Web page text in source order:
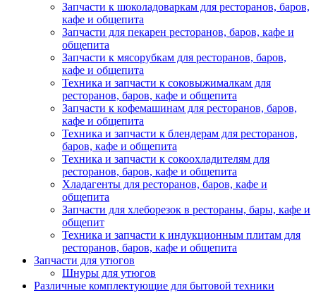
Запчасти к шоколадоваркам для ресторанов, баров,
кафе и общепита
Запчасти для пекарен ресторанов, баров, кафе и
общепита
Запчасти к мясорубкам для ресторанов, баров,
кафе и общепита
Техника и запчасти к соковыжималкам для
ресторанов, баров, кафе и общепита
Запчасти к кофемашинам для ресторанов, баров,
кафе и общепита
Техника и запчасти к блендерам для ресторанов,
баров, кафе и общепита
Техника и запчасти к сокоохладителям для
ресторанов, баров, кафе и общепита
Хладагенты для ресторанов, баров, кафе и
общепита
Запчасти для хлеборезок в рестораны, бары, кафе и
общепит
Техника и запчасти к индукционным плитам для
ресторанов, баров, кафе и общепита
Запчасти для утюгов
Шнуры для утюгов
Различные комплектующие для бытовой техники